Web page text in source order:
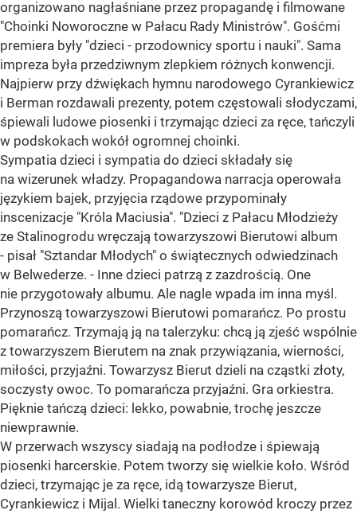
organizowano nagłaśniane przez propagandę i filmowane
"Choinki Noworoczne w Pałacu Rady Ministrów". Gośćmi
premiera były "dzieci - przodownicy sportu i nauki". Sama
impreza była przedziwnym zlepkiem różnych konwencji.
Najpierw przy dźwiękach hymnu narodowego Cyrankiewicz
i Berman rozdawali prezenty, potem częstowali słodyczami,
śpiewali ludowe piosenki i trzymając dzieci za ręce, tańczyli
w podskokach wokół ogromnej choinki.
Sympatia dzieci i sympatia do dzieci składały się
na wizerunek władzy. Propagandowa narracja operowała
językiem bajek, przyjęcia rządowe przypominały
inscenizacje "Króla Maciusia". "Dzieci z Pałacu Młodzieży
ze Stalinogrodu wręczają towarzyszowi Bierutowi album
- pisał "Sztandar Młodych" o świątecznych odwiedzinach
w Belwederze. - Inne dzieci patrzą z zazdrością. One
nie przygotowały albumu. Ale nagle wpada im inna myśl.
Przynoszą towarzyszowi Bierutowi pomarańcz. Po prostu
pomarańcz. Trzymają ją na talerzyku: chcą ją zjeść wspólnie
z towarzyszem Bierutem na znak przywiązania, wierności,
miłości, przyjaźni. Towarzysz Bierut dzieli na cząstki złoty,
soczysty owoc. To pomarańcza przyjaźni. Gra orkiestra.
Pięknie tańczą dzieci: lekko, powabnie, trochę jeszcze
niewprawnie.
W przerwach wszyscy siadają na podłodze i śpiewają
piosenki harcerskie. Potem tworzy się wielkie koło. Wśród
dzieci, trzymając je za ręce, idą towarzysze Bierut,
Cyrankiewicz i Mijal. Wielki taneczny korowód kroczy przez